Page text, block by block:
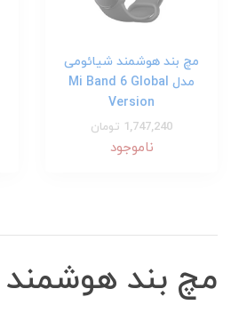
مچ بند هوشمند شیائومی
مدل Mi Band 6 Global
Version
1,747,240 تومان
ناموجود
مچ بند هوشمند